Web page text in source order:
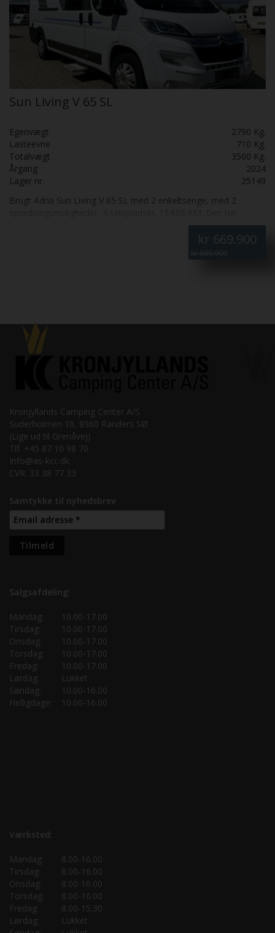
Sun Living V 65 SL
Egenvægt
2790 Kg.
Lasteevne
710 Kg.
Totalvægt
3500 Kg.
Årgang
2024
Lager nr.
25149
Brugt Adria Sun Living V 65 SL med 2 enkeltsenge, med 2
kompressorkøleskab, markise, solceller og er
undervognsbehandlet. Som ny overalt. Ny pris i 2024 765.000.
Leasing forslag i 24 måneder, Førstegangs ydelse inkl. moms
kr 669.900
kr 699.900
Kronjyllands Camping Center A/S
Suderholmen 10, 8960 Randers SØ
(Lige ud til Grenåvej)
Tlf. +45 87 10 98 70
Info@as-kcc.dk
CVR: 33 38 77 33
Samtykke til nyhedsbrev
Salgsafdeling:
Mandag:
10.00-17.00
Tirsdag:
10.00-17.00
Onsdag:
10.00-17.00
Torsdag:
10.00-17.00
Fredag:
10.00-17.00
Lørdag:
Lukket
Søndag:
10.00-16.00
Helligdage:
10.00-16.00
Værksted:
Mandag:
8.00-16.00
Tirsdag:
8.00-16.00
Onsdag:
8.00-16.00
Torsdag:
8.00-16.00
Fredag:
8.00-15.30
Lørdag:
Lukket